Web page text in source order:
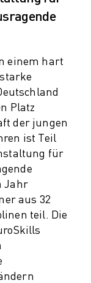
einem hart
Platz
der jungen
ist Teil
für
Jahr
aus 32
teil. Die